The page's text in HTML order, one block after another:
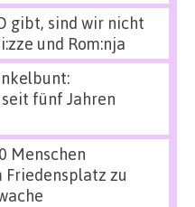
gibt, sind wir nicht
und Rom:nja
fünf Jahren
Menschen
Friedensplatz zu